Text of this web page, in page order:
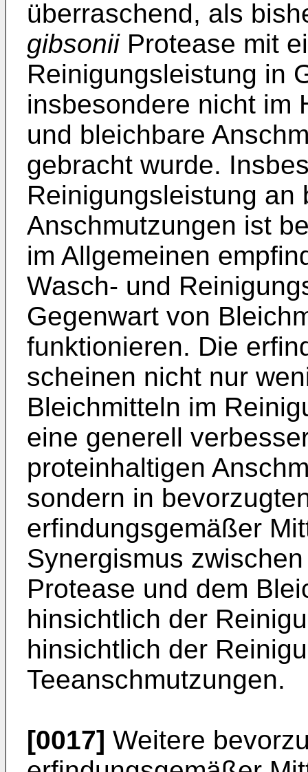
überraschend, als
gibsoniiProtease mit
Reinigungsleistung in
insbesondere nicht im
und bleichbare
gebracht wurde.
Reinigungsleistung an
Anschmutzungen ist
im Allgemeinen
Wasch- und
Gegenwart von
funktionieren. Die
scheinen nicht nur
Bleichmitteln im
eine generell
proteinhaltigen
sondern in
erfindungsgemäßer
Synergismus
Protease und dem
hinsichtlich der
hinsichtlich der
Teeanschmutzungen.
[0017] Weitere